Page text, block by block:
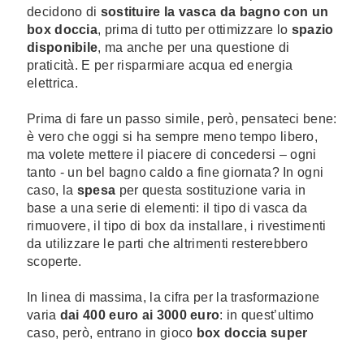
decidono di sostituire la vasca da bagno con un
box doccia, prima di tutto per ottimizzare lo spazio
disponibile, ma anche per una questione di
praticità. E per risparmiare acqua ed energia
elettrica.
Prima di fare un passo simile, però, pensateci bene:
è vero che oggi si ha sempre meno tempo libero,
ma volete mettere il piacere di concedersi – ogni
tanto - un bel bagno caldo a fine giornata? In ogni
caso, la spesa per questa sostituzione varia in
base a una serie di elementi: il tipo di vasca da
rimuovere, il tipo di box da installare, i rivestimenti
da utilizzare le parti che altrimenti resterebbero
scoperte.
In linea di massima, la cifra per la trasformazione
varia dai 400 euro ai 3000 euro: in quest’ultimo
caso, però, entrano in gioco box doccia super